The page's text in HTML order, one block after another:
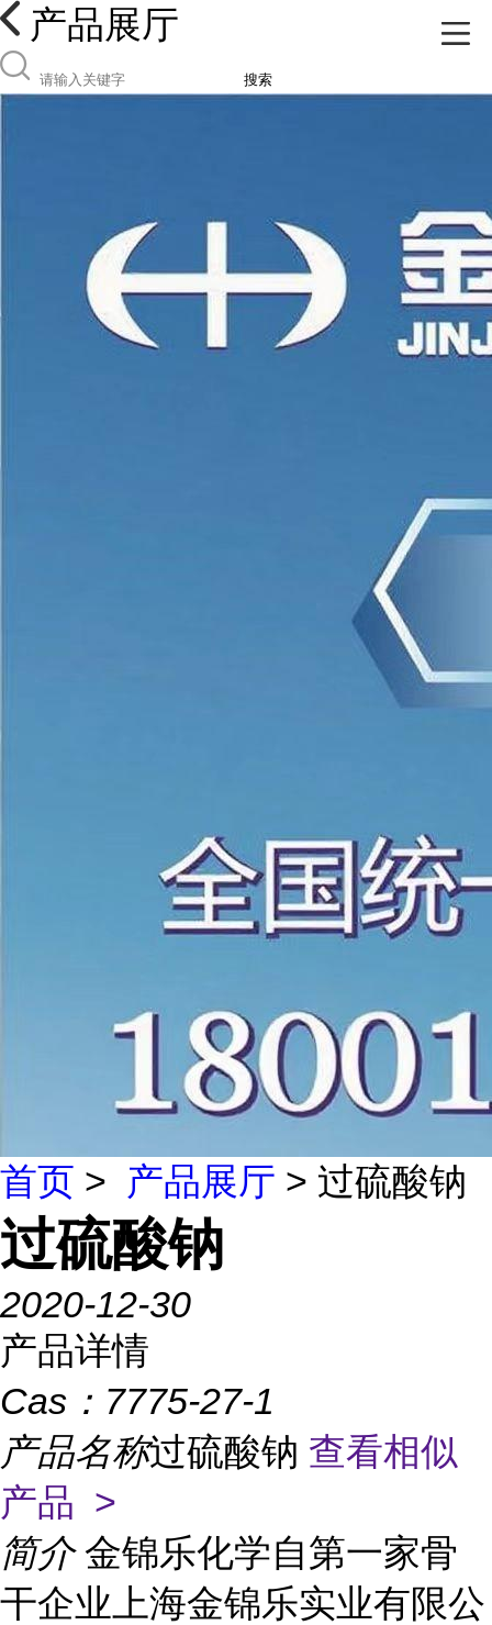
产品展厅
搜索
首页 > 产品展厅 > 过硫酸钠
过硫酸钠
2020-12-30
产品详情
Cas： 7775-27-1
产品名称过硫酸钠 查看相似
产品 >
简介 金锦乐化学自第一家骨
干企业上海金锦乐实业有限公